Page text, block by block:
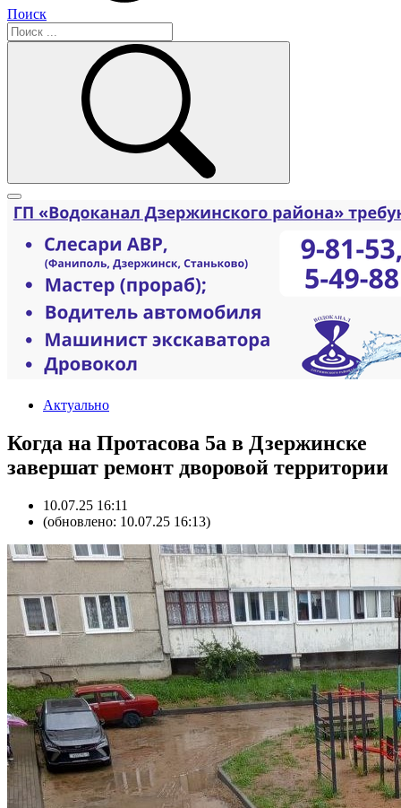
Поиск
Актуально
Когда на Протасова 5а в Дзержинске
завершат ремонт дворовой территории
10.07.25 16:11
(обновлено: 10.07.25 16:13)